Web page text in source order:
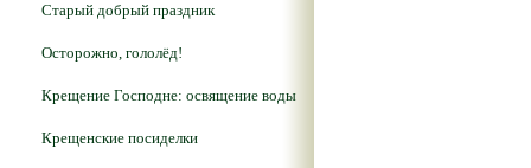
Старый добрый праздник
Осторожно, гололёд!
Крещение Господне: освящение воды
Крещенские посиделки